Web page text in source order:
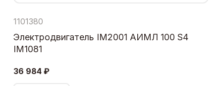
1101380
Электродвигатель IM2001 АИМЛ 100 S4
IM1081
36 984 ₽